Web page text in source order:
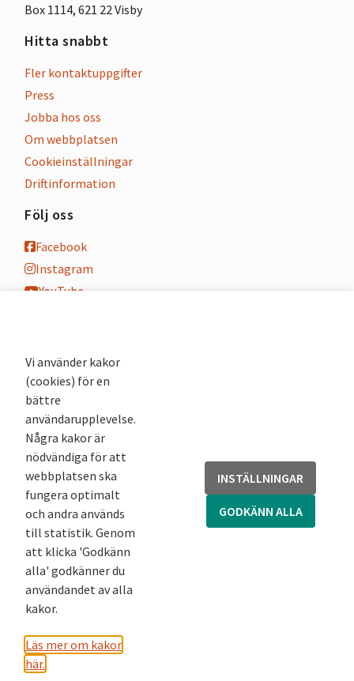
Box 1114, 621 22 Visby
Hitta snabbt
Fler kontaktuppgifter
Press
Jobba hos oss
Om webbplatsen
Cookieinställningar
Driftinformation
Följ oss
Facebook
Instagram
YouTube
Nyhetsbrev
Andra webbplatser
Arkivsök
Fornsök
Fornreg
Bebyggelseregistret
Runor
Kringla
Vi använder kakor
(cookies) för en
bättre
användarupplevelse.
Några kakor är
nödvändiga för att
webbplatsen ska
fungera optimalt
och andra används
till statistik. Genom
att klicka 'Godkänn
alla' godkänner du
användandet av alla
kakor.
Läs mer om kakor
här.
INSTÄLLNINGAR
GODKÄNN ALLA